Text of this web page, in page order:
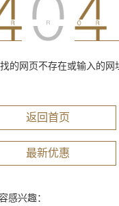
的网页不存在或输入的网
返回首页
最新优惠
感兴趣：